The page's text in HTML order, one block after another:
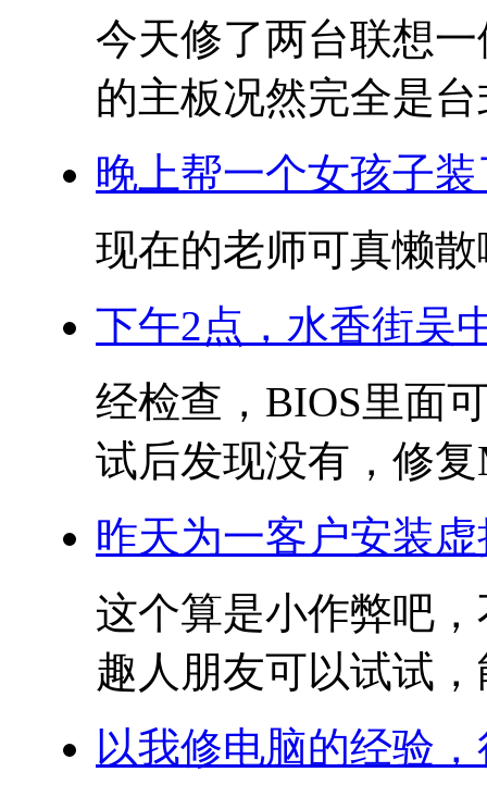
今天修了两台联想
的主板况然完全是
晚上帮一个女孩子
现在的老师可真懒散
下午2点，水香街吴
经检查，BIOS里面
试后发现没有，修
昨天为一客户安装
这个算是小作弊吧
趣人朋友可以试试
以我修电脑的经验